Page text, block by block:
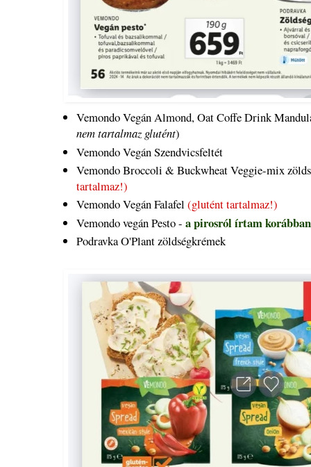
Vemondo Vegán Almond, Oat Coffe Drink
nem tartalmaz glutént)
Vemondo Vegán Szendvicsfeltét
Vemondo Broccoli & Buckwheat Veggie-mix
tartalmaz!)
Vemondo Vegán Falafel (glutént tartalmaz!)
Vemondo vegán Pesto - a pirosról írtam korábban
Podravka O'Plant zöldségkrémek